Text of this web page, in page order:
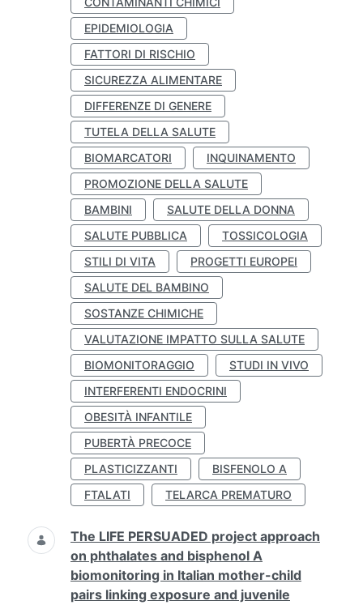
EPIDEMIOLOGIA
FATTORI DI RISCHIO
SICUREZZA ALIMENTARE
DIFFERENZE DI GENERE
TUTELA DELLA SALUTE
BIOMARCATORI
INQUINAMENTO
PROMOZIONE DELLA SALUTE
BAMBINI
SALUTE DELLA DONNA
SALUTE PUBBLICA
TOSSICOLOGIA
STILI DI VITA
PROGETTI EUROPEI
SALUTE DEL BAMBINO
SOSTANZE CHIMICHE
VALUTAZIONE IMPATTO SULLA SALUTE
BIOMONITORAGGIO
STUDI IN VIVO
INTERFERENTI ENDOCRINI
OBESITÀ INFANTILE
PUBERTÀ PRECOCE
PLASTICIZZANTI
BISFENOLO A
FTALATI
TELARCA PREMATURO
The LIFE PERSUADED project approach
on phthalates and bisphenol A
biomonitoring in Italian mother-child
pairs linking exposure and juvenile